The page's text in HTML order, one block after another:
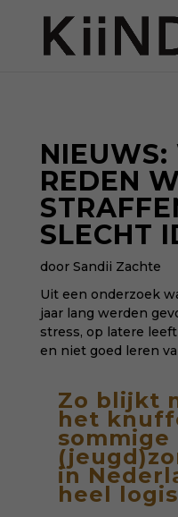
NIEUWS:
REDEN
SLECHT
door Sandii Zachte
Uit een onderzoek
jaar lang werden
stress, op latere
en niet goed leren
Zo blijkt
het
sommige
in
heel